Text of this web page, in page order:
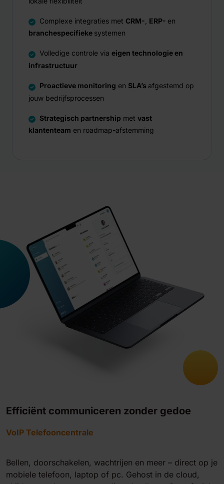
Complexe integraties met CRM- ERP- en
branchespecifieke systemen
Volledige controle via eigen technologie en
infrastructuur
Proactieve monitoring en SLA’s afgestemd op
jouw bedrijfsprocessen
Strategisch partnership met vast
klantenteam en roadmap-afstemming
Efficiënt communiceren zonder gedoe
VoIP Telefooncentrale
Bellen, doorschakelen, wachtrijen en meer – direct op je
mobiele telefoon, laptop of pc. Gehost in de cloud,